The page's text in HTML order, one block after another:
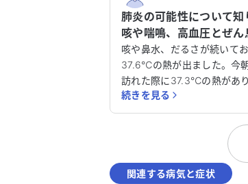
肺炎の可能性について知
咳や喘鳴、高血圧とぜん
です。
咳や鼻水、だるさが続いて
37.6℃の熱が出ました。今
訪れた際に37.3℃の熱があ
在は36.9℃に下がっていま
とゼイゼイとした喘鳴があ
を受けていますが、これら
可能性があるのか心配です
処すれば良いのか、アドバ
続きを見る
関連する病気と症状